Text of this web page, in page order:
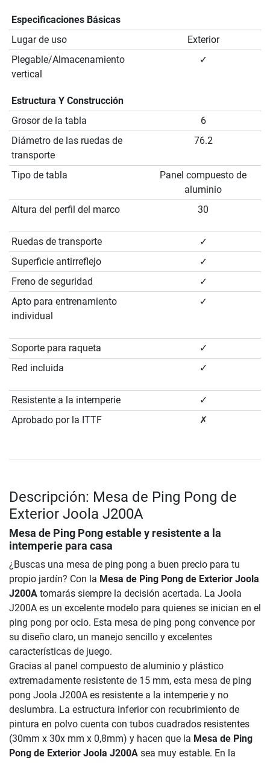
Especificaciones Básicas
Lugar de uso
Exterior
Plegable/Almacenamiento
vertical
✓
Estructura Y Construcción
Grosor de la tabla
6
Diámetro de las ruedas de
transporte
76.2
Tipo de tabla
Panel compuesto de
aluminio
Altura del perfil del marco
30
Ruedas de transporte
✓
Superficie antirreflejo
✓
Freno de seguridad
✓
Apto para entrenamiento
individual
✓
Soporte para raqueta
✓
Red incluida
✓
Resistente a la intemperie
✓
Aprobado por la ITTF
✗
Descripción: Mesa de Ping Pong de
Exterior Joola J200A
Mesa de Ping Pong estable y resistente a la
intemperie para casa
¿Buscas una mesa de ping pong a buen precio para tu
propio jardín? Con la Mesa de Ping Pong de Exterior Joola
J200A tomarás siempre la decisión acertada. La Joola
J200A es un excelente modelo para quienes se inician en el
ping pong por ocio. Esta mesa de ping pong convence por
su diseño claro, un manejo sencillo y excelentes
características de juego.
Gracias al panel compuesto de aluminio y plástico
extremadamente resistente de 15 mm, esta mesa de ping
pong Joola J200A es resistente a la intemperie y no
deslumbra. La estructura inferior con recubrimiento de
pintura en polvo cuenta con tubos cuadrados resistentes
(30mm x 30x mm x 0,8mm) y hacen que la Mesa de Ping
Pong de Exterior Joola J200A sea muy estable. En la